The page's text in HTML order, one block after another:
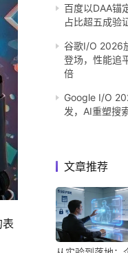
百度以DAA锚
占比超五成验
谷歌I/O 2026
登场，性能追
倍
Google I/O
发，AI重塑搜
文章推荐